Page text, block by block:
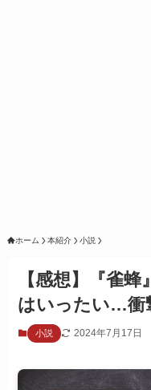
ホーム 本紹介 小説
【感想】『雀
はいったい…衝
小説 2024年7月17日